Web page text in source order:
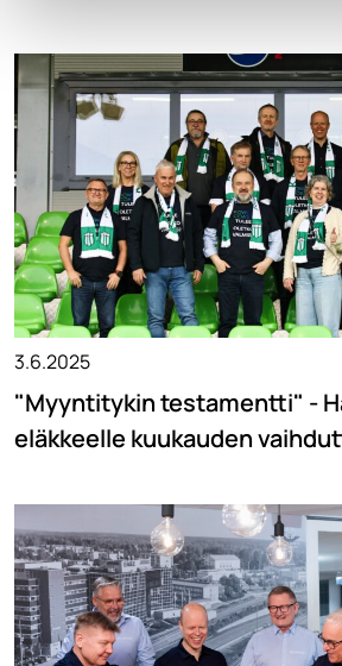
3.6.2025
"Myyntitykin testamentti" -
eläkkeelle kuukauden